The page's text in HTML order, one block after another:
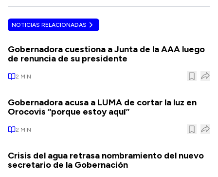
NOTICIAS RELACIONADAS
Gobernadora cuestiona a Junta de la AAA luego
de renuncia de su presidente
2 MIN
Gobernadora acusa a LUMA de cortar la luz en
Orocovis “porque estoy aquí”
2 MIN
Crisis del agua retrasa nombramiento del nuevo
secretario de la Gobernación